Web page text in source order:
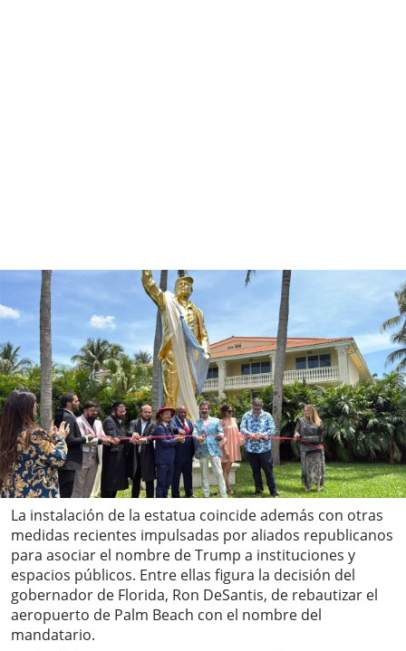
La instalación de la estatua coincide además con otras
medidas recientes impulsadas por aliados republicanos
para asociar el nombre de Trump a instituciones y
espacios públicos. Entre ellas figura la decisión del
gobernador de Florida, Ron DeSantis, de rebautizar el
aeropuerto de Palm Beach con el nombre del
mandatario.